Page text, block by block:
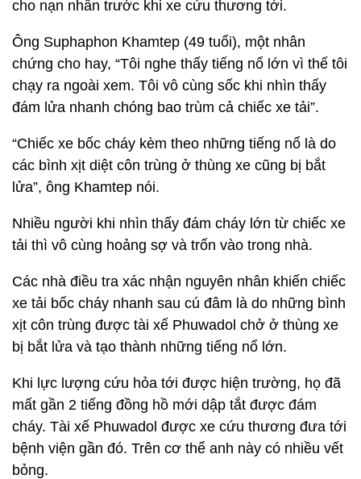
cho nạn nhân trước khi xe cứu thương tới.
Ông Suphaphon Khamtep (49 tuổi), một nhân
chứng cho hay, “Tôi nghe thấy tiếng nổ lớn vì thế tôi
chạy ra ngoài xem. Tôi vô cùng sốc khi nhìn thấy
đám lửa nhanh chóng bao trùm cả chiếc xe tải”.
“Chiếc xe bốc cháy kèm theo những tiếng nổ là do
các bình xịt diệt côn trùng ở thùng xe cũng bị bắt
lửa”, ông Khamtep nói.
Nhiều người khi nhìn thấy đám cháy lớn từ chiếc xe
tải thì vô cùng hoảng sợ và trốn vào trong nhà.
Các nhà điều tra xác nhận nguyên nhân khiến chiếc
xe tải bốc cháy nhanh sau cú đâm là do những bình
xịt côn trùng được tài xế Phuwadol chở ở thùng xe
bị bắt lửa và tạo thành những tiếng nổ lớn.
Khi lực lượng cứu hỏa tới được hiện trường, họ đã
mất gần 2 tiếng đồng hồ mới dập tắt được đám
cháy. Tài xế Phuwadol được xe cứu thương đưa tới
bệnh viện gần đó. Trên cơ thể anh này có nhiều vết
bỏng.